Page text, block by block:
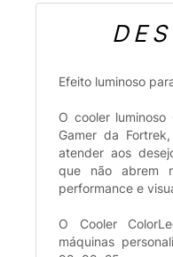
Efeito luminoso
O cooler
Gamer da
atender aos
que não abrem
performance e
O Cooler
máquinas